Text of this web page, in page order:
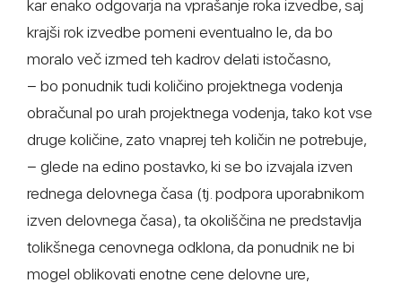
kar enako odgovarja na vprašanje roka izvedbe, saj
krajši rok izvedbe pomeni eventualno le, da bo
moralo več izmed teh kadrov delati istočasno,
− bo ponudnik tudi količino projektnega vodenja
obračunal po urah projektnega vodenja, tako kot vse
druge količine, zato vnaprej teh količin ne potrebuje,
− glede na edino postavko, ki se bo izvajala izven
rednega delovnega časa (tj. podpora uporabnikom
izven delovnega časa), ta okoliščina ne predstavlja
tolikšnega cenovnega odklona, da ponudnik ne bi
mogel oblikovati enotne cene delovne ure,